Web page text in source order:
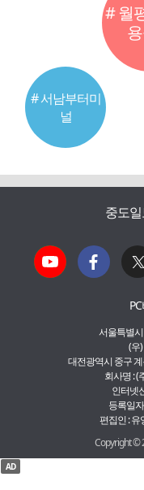
# 월
# 서남부터미
널
중도
서울특별
(우
대전광역시 중구
회사명 : (
인터넷
등록일
편집인 :
Copyright ©
AD